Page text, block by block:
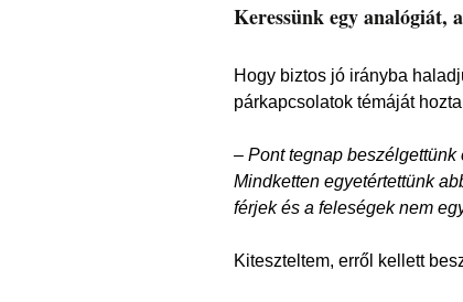
Keressünk egy analógiát,
Hogy biztos jó irányba
párkapcsolatok témáját
– Pont tegnap
Mindketten egyetértettünk
férjek és a feleségek nem
Kiteszteltem, erről kellett